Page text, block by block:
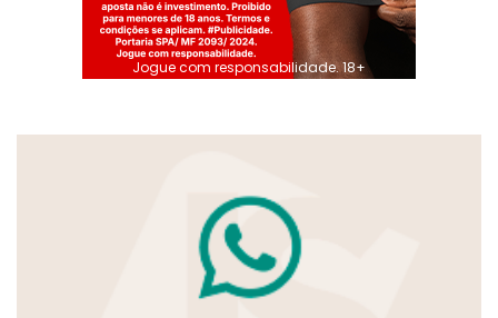
Jogue com responsabilidade. 18+